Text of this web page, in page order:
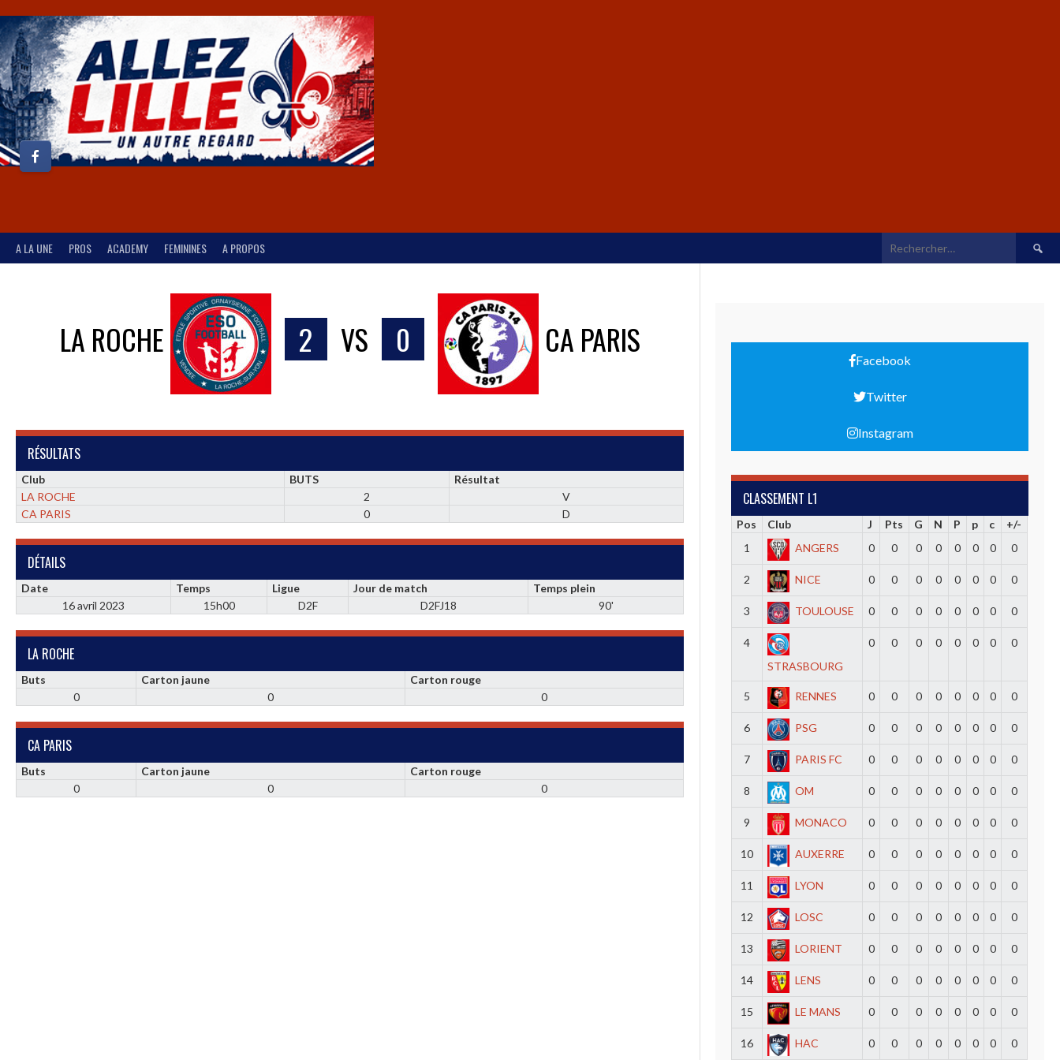
A LA UNE PROS ACADEMY FEMININES A PROPOS
LA ROCHE 2 VS 0 CA PARIS
RÉSULTATS
Club BUTS
Résultat
LA ROCHE
2
V
CA PARIS
0 D
DÉTAILS
Date Temps Ligue Jour de match
Temps plein
16 avril 2023
15h00 D2F D2FJ18 90'
LA ROCHE
Buts Carton jaune
Carton rouge
0
0 0
CA PARIS
Buts Carton jaune
Carton rouge
0
0 0
Facebook
Twitter
Instagram
CLASSEMENT L1
Pos Club J Pts G N P p c
+/-
1
ANGERS 0 0 0 0 0 0 0 0
2 NICE 0 0 0 0 0 0 0 0
3 TOULOUSE 0 0 0 0 0 0 0 0
4
STRASBOURG
0 0 0 0 0 0 0 0
5 RENNES 0 0 0 0 0 0 0 0
6 PSG 0 0 0 0 0 0 0 0
7 PARIS FC 0 0 0 0 0 0 0 0
8 OM 0 0 0 0 0 0 0 0
9 MONACO 0 0 0 0 0 0 0 0
10 AUXERRE 0 0 0 0 0 0 0 0
11 LYON 0 0 0 0 0 0 0 0
12 LOSC 0 0 0 0 0 0 0 0
13 LORIENT 0 0 0 0 0 0 0 0
14 LENS 0 0 0 0 0 0 0 0
15 LE MANS 0 0 0 0 0 0 0 0
16 HAC 0 0 0 0 0 0 0 0